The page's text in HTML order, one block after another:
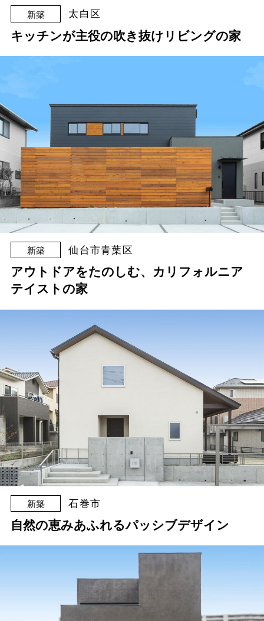
新築 太白区
キッチンが主役の吹き抜けリビングの家
新築 仙台市青葉区
アウトドアをたのしむ、カリフォルニア
テイストの家
新築 石巻市
自然の恵みあふれるパッシブデザイン